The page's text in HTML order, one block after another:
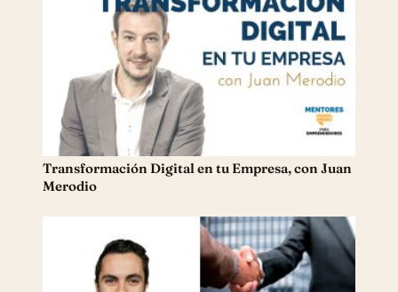
Transformación Digital en tu Empresa, con Juan
Merodio